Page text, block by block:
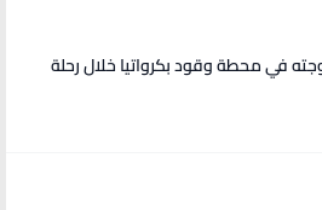
ينسى زوجته في محطة وقود بكرواتيا خلال رحلة